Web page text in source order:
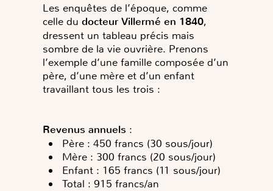
Les enquêtes de l’époque, comme
celle du docteur Villermé en 1840,
dressent un tableau précis mais
sombre de la vie ouvrière. Prenons
l’exemple d’une famille composée d’un
père, d’une mère et d’un enfant
travaillant tous les trois :
Revenus annuels :
Père : 450 francs (30 sous/jour)
Mère : 300 francs (20 sous/jour)
Enfant : 165 francs (11 sous/jour)
Total : 915 francs/an